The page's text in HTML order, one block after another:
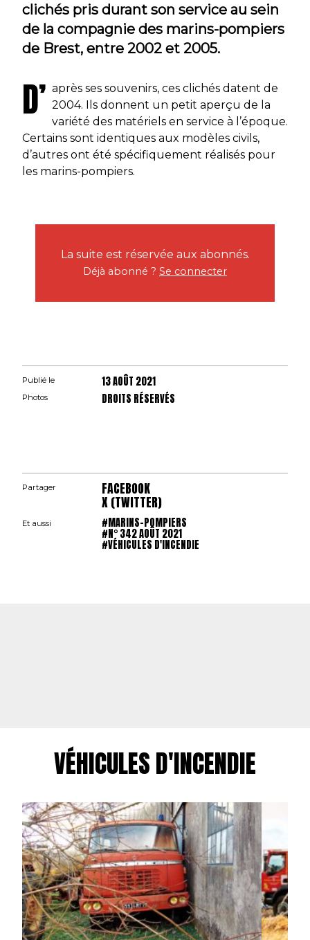
clichés pris durant son service au sein
de la compagnie des marins-pompiers
de Brest, entre 2002 et 2005.
D’ après ses souvenirs, ces clichés datent de
2004. Ils donnent un petit aperçu de la
variété des matériels en service à l’époque.
Certains sont identiques aux modèles civils,
d’autres ont été spécifiquement réalisés pour
les marins-pompiers.
La suite est réservée aux abonnés.
Déjà abonné ? Se connecter
Publié le 13 AOÛT 2021
Photos DROITS RÉSERVÉS
Partager FACEBOOK
X (TWITTER)
Et aussi #MARINS-POMPIERS
#N° 342 AOÛT 2021
#VÉHICULES D'INCENDIE
VÉHICULES D'INCENDIE